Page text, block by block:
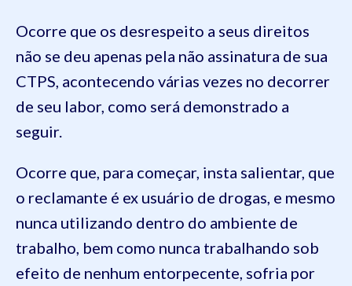
Ocorre que os desrespeito a seus direitos
não se deu apenas pela não assinatura de sua
CTPS, acontecendo várias vezes no decorrer
de seu labor, como será demonstrado a
seguir.
Ocorre que, para começar, insta salientar, que
o reclamante é ex usuário de drogas, e mesmo
nunca utilizando dentro do ambiente de
trabalho, bem como nunca trabalhando sob
efeito de nenhum entorpecente, sofria por